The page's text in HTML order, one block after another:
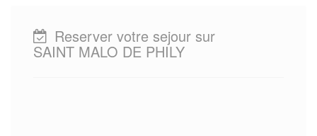
Reserver votre sejour sur
SAINT MALO DE PHILY